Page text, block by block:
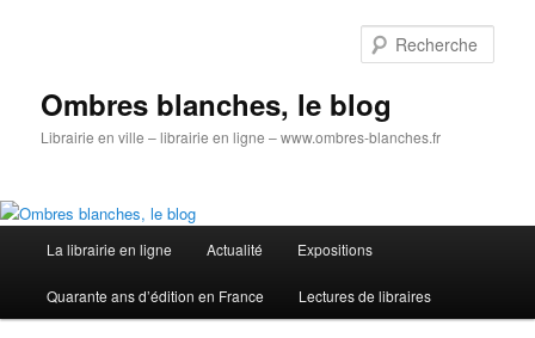
Ombres blanches, le blog
Librairie en ville – librairie en ligne – www.ombres-blanches.fr
principal
La librairie en ligne Actualité Expositions
Quarante ans d’édition en France Lectures de libraires